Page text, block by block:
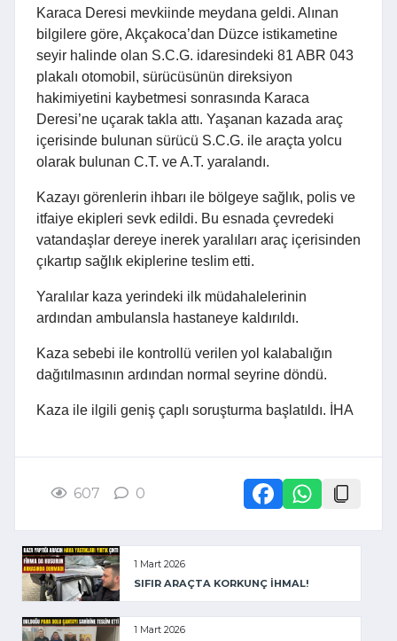
Karaca Deresi mevkiinde meydana geldi. Alınan
bilgilere göre, Akçakoca’dan Düzce istikametine
seyir halinde olan S.C.G. idaresindeki 81 ABR 043
plakalı otomobil, sürücüsünün direksiyon
hakimiyetini kaybetmesi sonrasında Karaca
Deresi’ne uçarak takla attı. Yaşanan kazada araç
içerisinde bulunan sürücü S.C.G. ile araçta yolcu
olarak bulunan C.T. ve A.T. yaralandı.
Kazayı görenlerin ihbarı ile bölgeye sağlık, polis ve
itfaiye ekipleri sevk edildi. Bu esnada çevredeki
vatandaşlar dereye inerek yaralıları araç içerisinden
çıkartıp sağlık ekiplerine teslim etti.
Yaralılar kaza yerindeki ilk müdahalelerinin
ardından ambulansla hastaneye kaldırıldı.
Kaza sebebi ile kontrollü verilen yol kalabalığın
dağıtılmasının ardından normal seyrine döndü.
Kaza ile ilgili geniş çaplı soruşturma başlatıldı. İHA
607 0
1 Mart 2026
SIFIR ARAÇTA KORKUNÇ İHMAL!
1 Mart 2026